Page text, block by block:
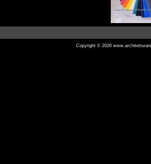
Copyright © 2026